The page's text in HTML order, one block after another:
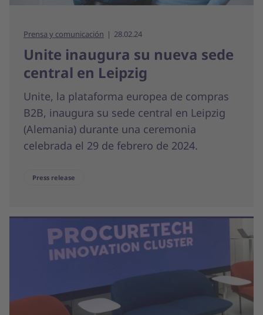
Prensa y comunicación 28.02.24
Unite inaugura su nueva sede
central en Leipzig
Unite, la plataforma europea de compras
B2B, inaugura su sede central en Leipzig
(Alemania) durante una ceremonia
celebrada el 29 de febrero de 2024.
Press release